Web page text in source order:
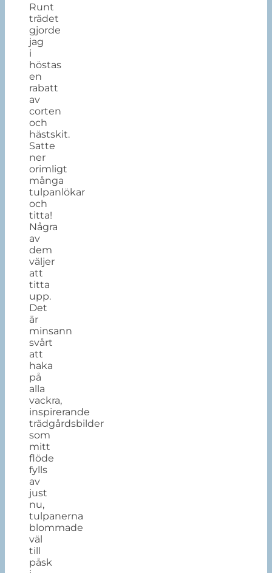
Runt
trädet
gjorde
jag
i
höstas
en
rabatt
av
corten
och
hästskit.
Satte
ner
orimligt
många
tulpanlökar
och
titta!
Några
av
dem
väljer
att
titta
upp.
Det
är
minsann
svårt
att
haka
på
alla
vackra,
inspirerande
trädgårdsbilder
som
mitt
flöde
fylls
av
just
nu,
tulpanerna
blommade
väl
till
påsk